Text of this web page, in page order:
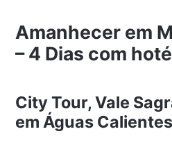
Amanhecer em
– 4 Dias com
City Tour, Vale
em Águas Calientes